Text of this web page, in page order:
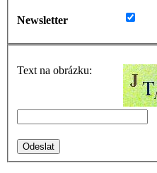
Newsletter
Text na obrázku: